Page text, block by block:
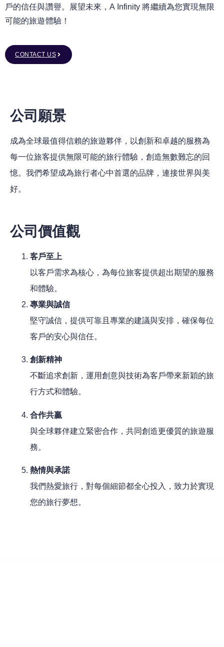
戶的信任與讚譽。展望未來，A Infinity 將繼續為您實現無限
可能的旅遊體驗！
CONTACT US
公司願景
成為全球最值得信賴的旅遊夥伴，以創新和卓越的服務為
每一位旅客提供無限可能的旅行體驗，創造無數難忘的回
憶。我們希望成為旅行者心中首選的品牌，連接世界與美
好。
公司價值觀
客戶至上
以客戶需求為核心，為每位旅客提供超出期望的服務
和體驗。
專業與誠信
堅守誠信，提供可靠且專業的建議與安排，確保每位
客戶的安心與信任。
創新精神
不斷追求創新，運用創意與技術為客戶帶來新穎的旅
行方式和體驗。
合作共贏
與全球夥伴建立緊密合作，共同創造更優質的旅遊服
務。
熱情與承諾
我們熱愛旅行，對每個細節都全心投入，致力於實現
您的旅行夢想。